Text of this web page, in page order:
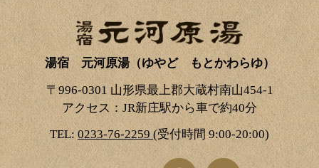
湯宿 元河原湯（ゆやど もとかわらゆ）
〒996-0301 山形県最上郡大蔵村南山454-1
アクセス：JR新庄駅から車で約40分
TEL: 0233-76-2259 (受付時間 9:00-20:00)